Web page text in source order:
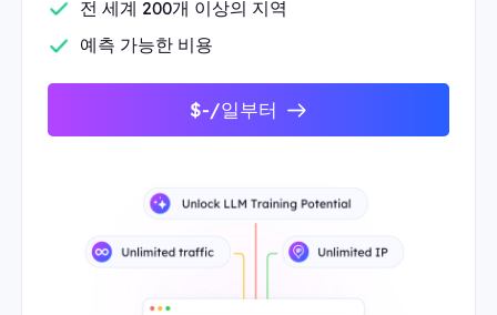
전 세계 200개 이상의 지역
예측 가능한 비용
$-/일부터